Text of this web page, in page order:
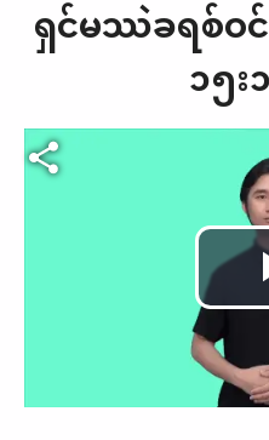
ရှင်မဿဲခရစ်ဝင်
၁၅း